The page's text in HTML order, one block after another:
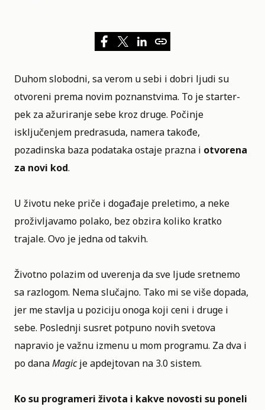
Duhom slobodni, sa verom u sebi i dobri ljudi su
otvoreni prema novim poznanstvima. To je starter-
pek za ažuriranje sebe kroz druge. Počinje
isključenjem predrasuda, namera takođe,
pozadinska baza podataka ostaje prazna i otvorena
za novi kod.
U životu neke priče i događaje preletimo, a neke
proživljavamo polako, bez obzira koliko kratko
trajale. Ovo je jedna od takvih.
Životno polazim od uverenja da sve ljude sretnemo
sa razlogom. Nema slučajno. Tako mi se više dopada,
jer me stavlja u poziciju onoga koji ceni i druge i
sebe. Poslednji susret potpuno novih svetova
napravio je važnu izmenu u mom programu. Za dva i
po danaMagicje apdejtovan na 3.0 sistem.
Ko su programeri života i kakve novosti su poneli